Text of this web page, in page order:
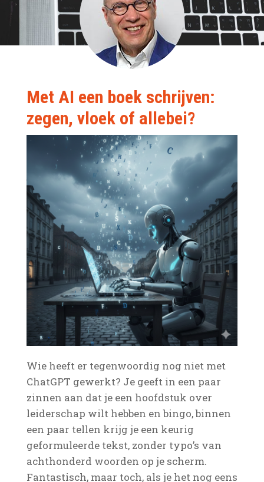
Met AI een boek schrijven:
zegen, vloek of allebei?
Wie heeft er tegenwoordig nog niet met
ChatGPT gewerkt? Je geeft in een paar
zinnen aan dat je een hoofdstuk over
leiderschap wilt hebben en bingo, binnen
een paar tellen krijg je een keurig
geformuleerde tekst, zonder typo’s van
achthonderd woorden op je scherm.
Fantastisch, maar toch, als je het nog eens